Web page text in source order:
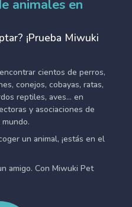
animales en
¡Prueba Miwuki
cientos de perros,
conejos, cobayas, ratas,
reptiles, aves... en
y asociaciones de
un animal, ¡estás en el
amigo. Con Miwuki Pet